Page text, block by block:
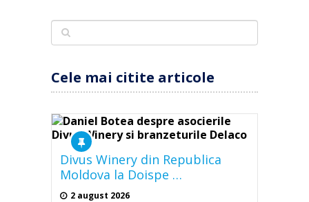
Cele mai citite articole
Divus Winery din Republica
Moldova la Doispe …
2 august 2026